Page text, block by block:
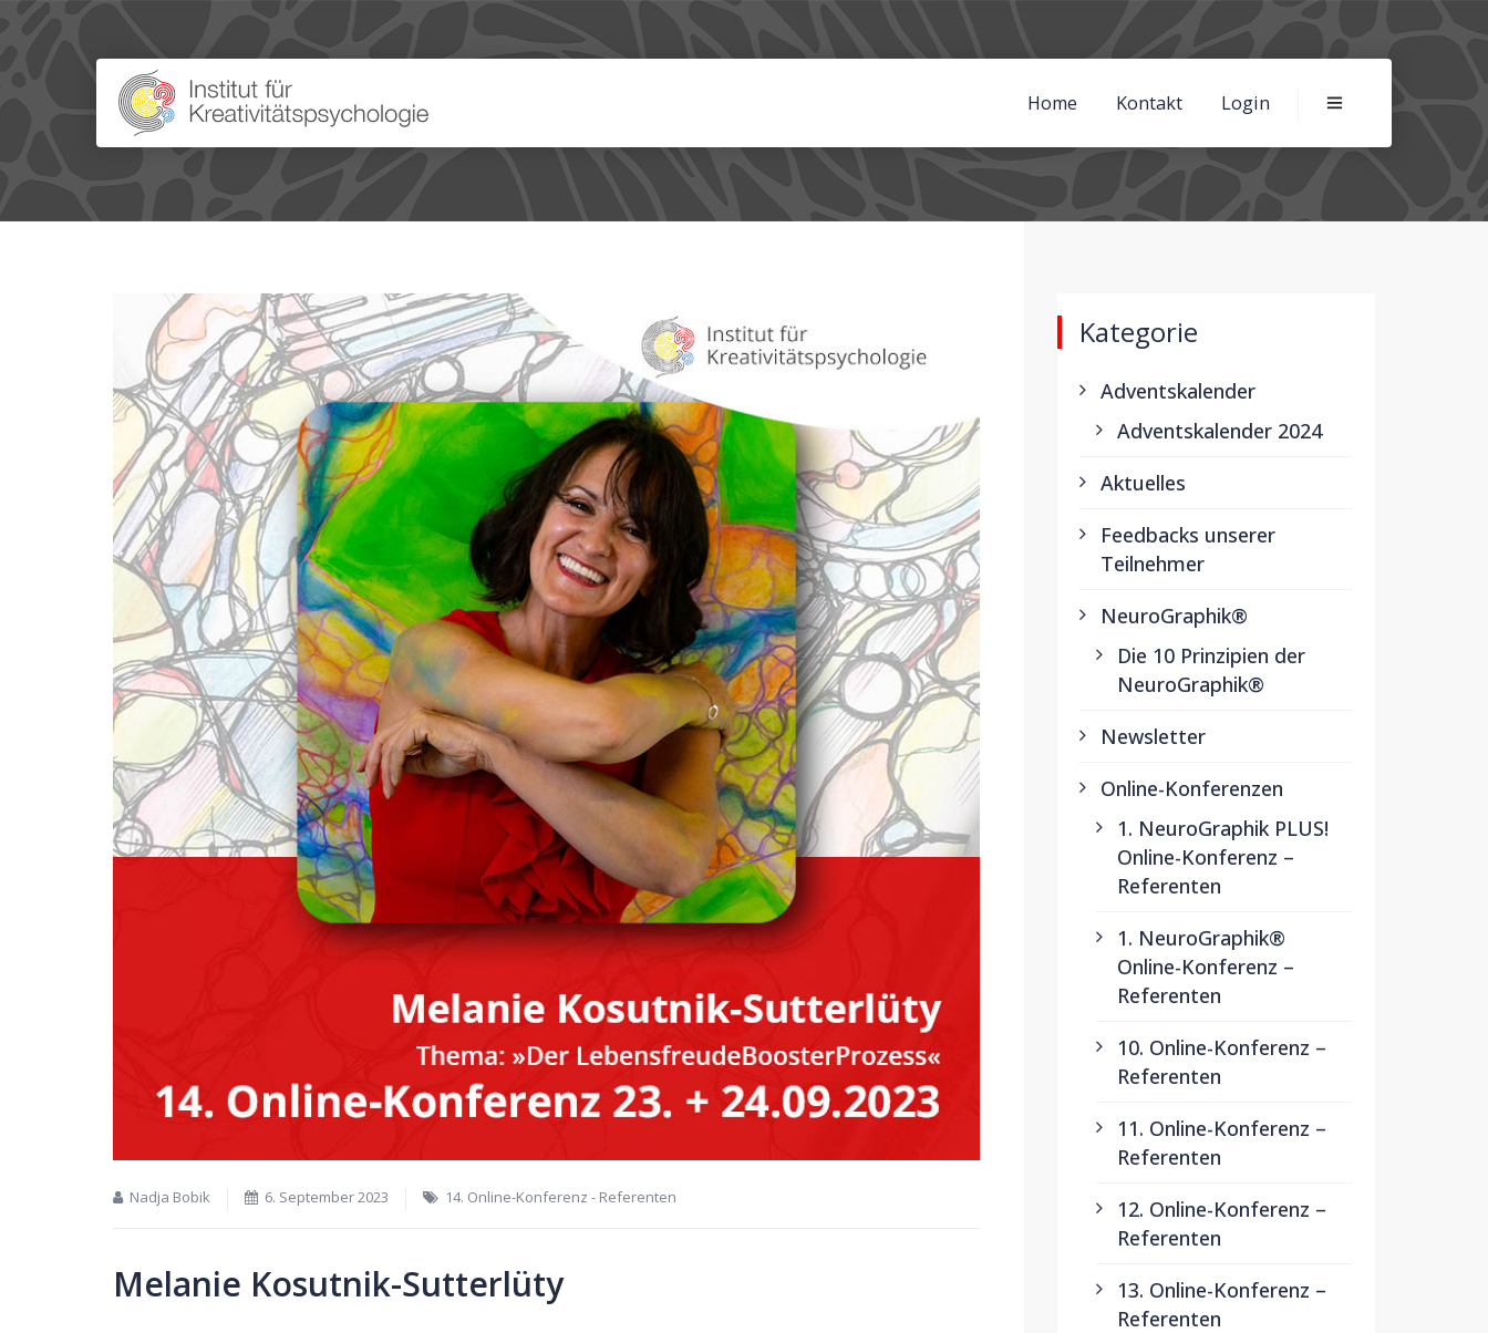
Home Kontakt Login
Nadja Bobik 6. September 2023 14. Online-Konferenz - Referenten
Melanie Kosutnik-Sutterlüty
Kategorie
Adventskalender
Adventskalender 2024
Aktuelles
Feedbacks unserer
Teilnehmer
NeuroGraphik®
Die 10 Prinzipien der
NeuroGraphik®
Newsletter
Online-Konferenzen
1. NeuroGraphik PLUS!
Online-Konferenz –
Referenten
1. NeuroGraphik®
Online-Konferenz –
Referenten
10. Online-Konferenz –
Referenten
11. Online-Konferenz –
Referenten
12. Online-Konferenz –
Referenten
13. Online-Konferenz –
Referenten